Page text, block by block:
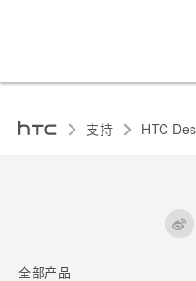
支持 HTC
全部产品